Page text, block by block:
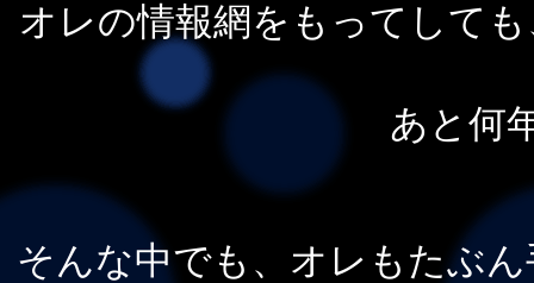
オレの情報網をもってして
あと何
そんな中でも、オレもたぶ